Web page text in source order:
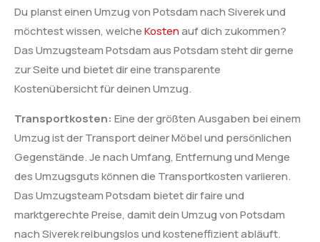
Du planst einen Umzug von Potsdam nach Siverek und
möchtest wissen, welcheKostenauf dich zukommen?
Das Umzugsteam Potsdam aus Potsdam steht dir gerne
zur Seite und bietet dir eine transparente
Kostenübersicht für deinen Umzug.
Transportkosten: Eine der größten Ausgaben bei einem
Umzug ist der Transport deiner Möbel und persönlichen
Gegenstände. Je nach Umfang, Entfernung und Menge
des Umzugsguts können die Transportkosten variieren.
Das Umzugsteam Potsdam bietet dir faire und
marktgerechte Preise, damit dein Umzug von Potsdam
nach Siverek reibungslos und kosteneffizient abläuft.